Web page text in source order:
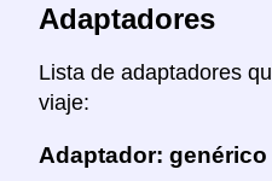
Adaptadores
Lista de adaptadores
viaje:
Adaptador: genérico